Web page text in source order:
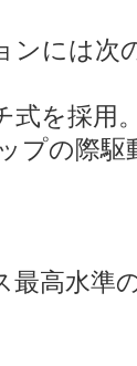
次の変
採用
駆動
水準の